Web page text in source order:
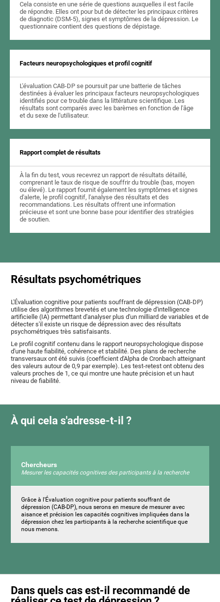
Cela consiste en une série de questions auxquelles il est facile
de répondre. Elles ont pour but de détecter les principaux critères
de diagnotic (DSM-5), signes et symptômes de la dépression. Le
questionnaire contient des questions de dépistage.
Facteurs neuropsychologiques et profil cognitif
L'évaluation CAB-DP se poursuit par une batterie de tâches
destinées à évaluer les principaux facteurs neuropsychologiques
identifiés pour ce trouble dans la littérature scientifique. Les
résultats sont comparés avec les barèmes en fonction de l'âge
et du sexe de l'utilisateur.
Rapport complet de résultats
À la fin du test, vous recevrez un rapport de résultats détaillé,
comprenant le taux de risque de souffrir du trouble (bas, moyen
ou élevé). Le rapport fournit également les symptômes et signes
d'alerte, le profil cognitif, l'analyse des résultats et des
recommandations. Les résultats offrent une information
précieuse et sont une bonne base pour identifier des stratégies
de soutien.
Résultats psychométriques
L'Évaluation cognitive pour patients souffrant de dépression (CAB-DP)
utilise des algorithmes brevetés et une technologie d'intelligence
artificielle (IA) permettant d'analyser plus d'un milliard de variables et de
détecter s'il existe un risque de dépression avec des résultats
psychométriques très satisfaisants.
Le profil cognitif contenu dans le rapport neuropsychologique dispose
d'une haute fiabilité, cohérence et stabilité. Des plans de recherche
transversaux ont été suivis (coefficient d'Alpha de Cronbach atteignant
des valeurs autour de 0,9 par exemple). Les test-retest ont obtenu des
valeurs proches de 1, ce qui montre une haute précision et un haut
niveau de fiabilité.
À qui cela s'adresse-t-il ?
Chercheurs
Mesurer les capacités cognitives des participants à la recherche
Grâce à l'Évaluation cognitive pour patients souffrant de
dépression (CAB-DP), nous serons en mesure de mesurer avec
aisance et précision les capacités cognitives impliquées dans la
dépression chez les participants à la recherche scientifique que
nous menons.
Dans quels cas est-il recommandé de